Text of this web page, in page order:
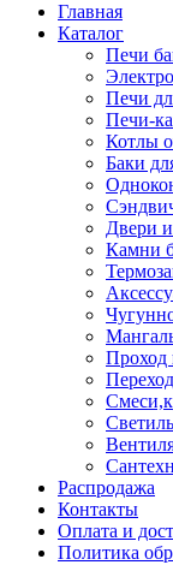
Главная
Каталог
Печи
Печи
Печи-
Котлы
Баки
Двери
Камни
Проход
Распродажа
Контакты
Оплата и
Политика